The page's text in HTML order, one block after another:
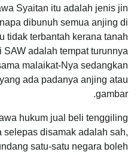
Syaitan itu adalah jenis jin
dibunuh semua anjing di
tidak terbantah kerana tanah
adalah tempat turunnya
malaikat-Nya sedangkan
ada padanya anjing atau
gambar.
hukum jual beli tenggiling
disamak adalah sah,
satu-satu negara boleh